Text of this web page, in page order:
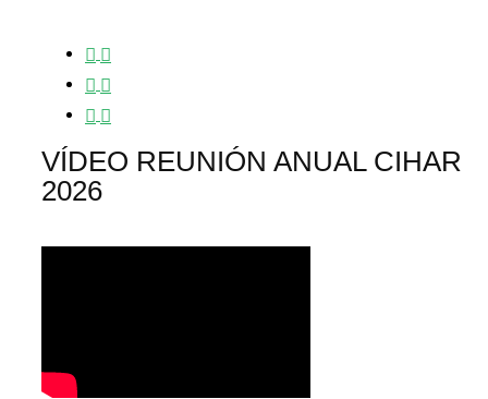
VÍDEO REUNIÓN ANUAL CIHAR
2026